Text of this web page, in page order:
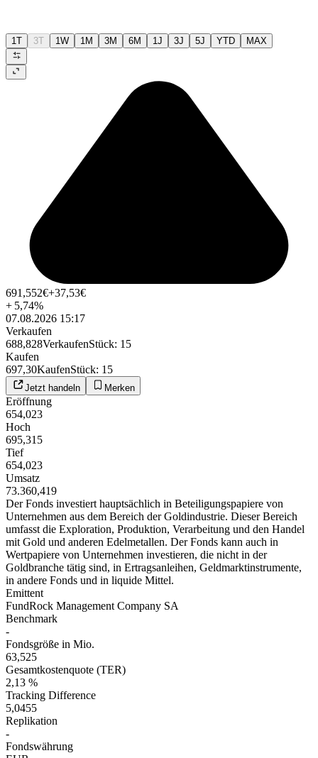
1T 3T 1W 1M 3M 6M 1J 3J 5J YTD MAX
691,552€+37,53€
+ 5,74%
07.08.2026 15:17
Verkaufen
688,828VerkaufenStück: 15
Kaufen
697,30KaufenStück: 15
Jetzt handeln Merken
Eröffnung
654,023
Hoch
695,315
Tief
654,023
Umsatz
73.360,419
Der Fonds investiert hauptsächlich in Beteiligungspapiere von
Unternehmen aus dem Bereich der Goldindustrie. Dieser Bereich
umfasst die Exploration, Produktion, Verarbeitung und den Handel
mit Gold und anderen Edelmetallen. Der Fonds kann auch in
Wertpapiere von Unternehmen investieren, die nicht in der
Goldbranche tätig sind, in Ertragsanleihen, Geldmarktinstrumente,
in andere Fonds und in liquide Mittel.
Emittent
FundRock Management Company SA
Benchmark
-
Fondsgröße in Mio.
63,525
Gesamtkostenquote (TER)
2,13 %
Tracking Difference
5,0455
Replikation
-
Fondswährung